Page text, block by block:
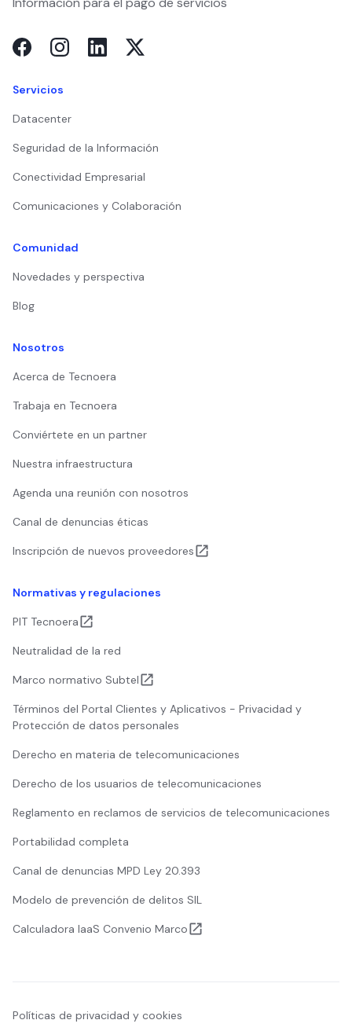
Servicios
Datacenter
Seguridad de la Información
Conectividad Empresarial
Comunicaciones y Colaboración
Comunidad
Novedades y perspectiva
Blog
Nosotros
Acerca de Tecnoera
Trabaja en Tecnoera
Conviértete en un partner
Nuestra infraestructura
Agenda una reunión con nosotros
Canal de denuncias éticas
Inscripción de nuevos proveedores
Normativas y regulaciones
PIT Tecnoera
Neutralidad de la red
Marco normativo Subtel
Términos del Portal Clientes y Aplicativos - Privacidad y
Protección de datos personales
Derecho en materia de telecomunicaciones
Derecho de los usuarios de telecomunicaciones
Reglamento en reclamos de servicios de telecomunicaciones
Portabilidad completa
Canal de denuncias MPD Ley 20.393
Modelo de prevención de delitos SIL
Calculadora IaaS Convenio Marco
Políticas de privacidad y cookies